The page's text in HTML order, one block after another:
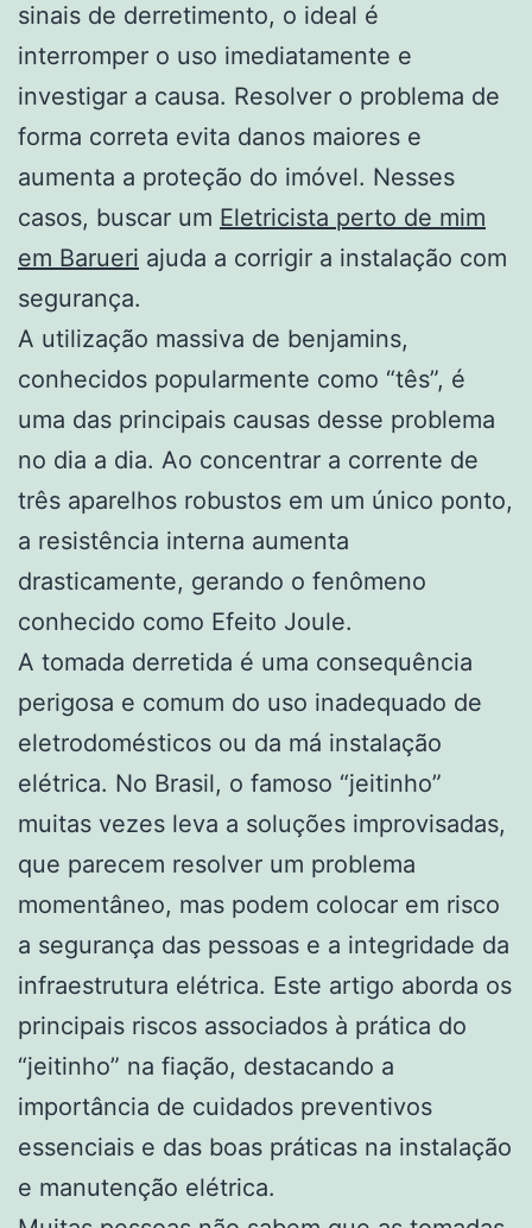
sinais de derretimento, o ideal é
interromper o uso imediatamente e
investigar a causa. Resolver o problema de
forma correta evita danos maiores e
aumenta a proteção do imóvel. Nesses
casos, buscar um Eletricista perto de mim
em Barueri ajuda a corrigir a instalação com
segurança.
A utilização massiva de benjamins,
conhecidos popularmente como “tês”, é
uma das principais causas desse problema
no dia a dia. Ao concentrar a corrente de
três aparelhos robustos em um único ponto,
a resistência interna aumenta
drasticamente, gerando o fenômeno
conhecido como Efeito Joule.
A tomada derretida é uma consequência
perigosa e comum do uso inadequado de
eletrodomésticos ou da má instalação
elétrica. No Brasil, o famoso “jeitinho”
muitas vezes leva a soluções improvisadas,
que parecem resolver um problema
momentâneo, mas podem colocar em risco
a segurança das pessoas e a integridade da
infraestrutura elétrica. Este artigo aborda os
principais riscos associados à prática do
“jeitinho” na fiação, destacando a
importância de cuidados preventivos
essenciais e das boas práticas na instalação
e manutenção elétrica.